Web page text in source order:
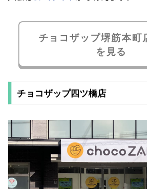
チョコザップ堺筋本町
を見る
チョコザップ四ツ橋店